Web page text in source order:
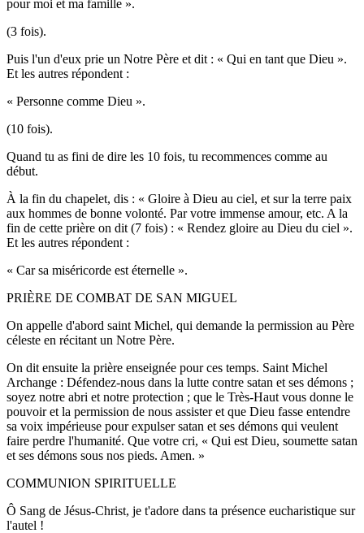
pour moi et ma famille ».
(3 fois).
Puis l'un d'eux prie un Notre Père et dit : « Qui en tant que Dieu ».
Et les autres répondent :
« Personne comme Dieu ».
(10 fois).
Quand tu as fini de dire les 10 fois, tu recommences comme au
début.
À la fin du chapelet, dis : « Gloire à Dieu au ciel, et sur la terre paix
aux hommes de bonne volonté. Par votre immense amour, etc. A la
fin de cette prière on dit (7 fois) : « Rendez gloire au Dieu du ciel ».
Et les autres répondent :
« Car sa miséricorde est éternelle ».
PRIÈRE DE COMBAT DE SAN MIGUEL
On appelle d'abord saint Michel, qui demande la permission au Père
céleste en récitant un Notre Père.
On dit ensuite la prière enseignée pour ces temps. Saint Michel
Archange : Défendez-nous dans la lutte contre satan et ses démons ;
soyez notre abri et notre protection ; que le Très-Haut vous donne le
pouvoir et la permission de nous assister et que Dieu fasse entendre
sa voix impérieuse pour expulser satan et ses démons qui veulent
faire perdre l'humanité. Que votre cri, « Qui est Dieu, soumette satan
et ses démons sous nos pieds. Amen. »
COMMUNION SPIRITUELLE
Ô Sang de Jésus-Christ, je t'adore dans ta présence eucharistique sur
l'autel !